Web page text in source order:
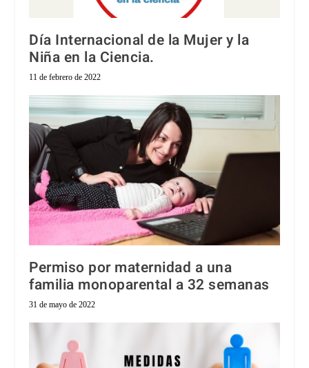
Día Internacional de la Mujer y la
Niña en la Ciencia.
11 de febrero de 2022
Permiso por maternidad a una
familia monoparental a 32 semanas
31 de mayo de 2022